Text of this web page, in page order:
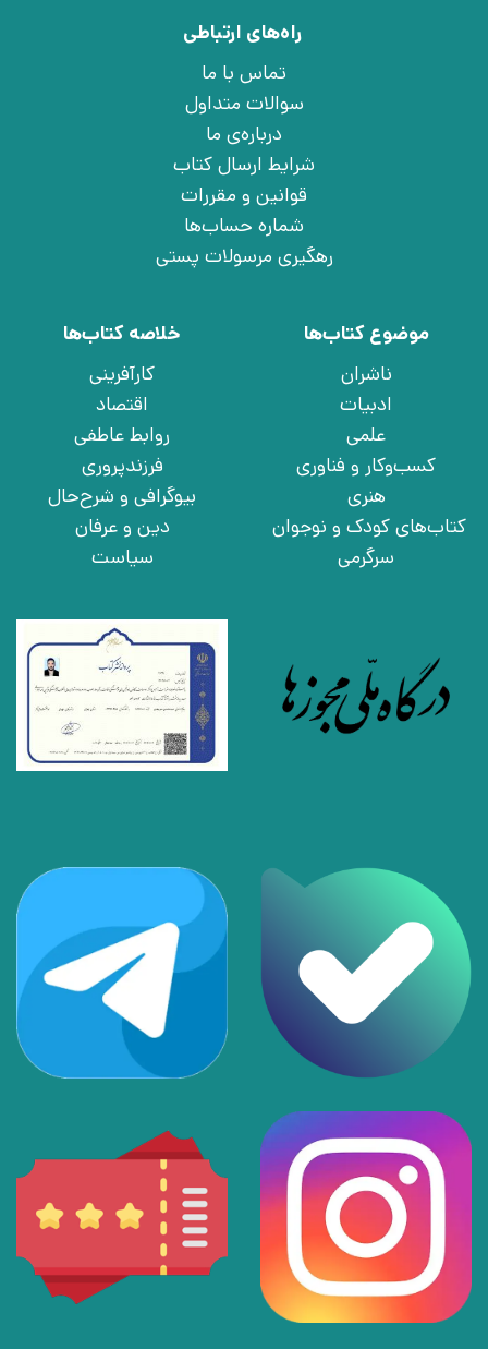
راه‌های ارتباطی
تماس با ما
سوالات متداول
درباره‌ی ما
شرایط ارسال کتاب
قوانین و مقررات
شماره حساب‌ها
رهگیری مرسولات پستی
موضوع کتاب‌ها
ناشران
ادبیات
علمی
کسب‌وکار و فناوری
هنری
کتاب‌های کودک و نوجوان
سرگرمی
خلاصه کتاب‌ها
کارآفرینی
اقتصاد
روابط عاطفی
فرزندپروری
بیوگرافی و شرح‌حال
دین و عرفان
سیاست